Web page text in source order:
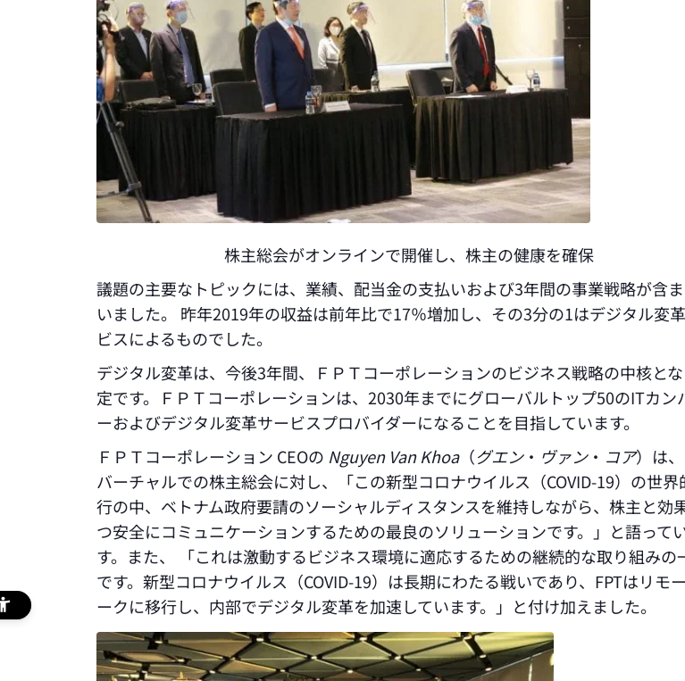
株主総会がオンラインで開催し、株主の健康を確保
議題の主要なトピックには、業績、配当金の支払いおよび3年間の事業戦略が含
いました。 昨年2019年の収益は前年比で17％増加し、その3分の1はデジタル変
ビスによるものでした。
デジタル変革は、今後3年間、ＦＰＴコーポレーションのビジネス戦略の中核と
定です。ＦＰＴコーポレーションは、2030年までにグローバルトップ50のITカン
ーおよびデジタル変革サービスプロバイダーになることを目指しています。
ＦＰＴコーポレーション CEOの Nguyen Van Khoa（グエン・ ヴァン・ コア）は
バーチャルでの株主総会に対し、「この新型コロナウイルス（COVID-19）の世界
行の中、ベトナム政府要請のソーシャルディスタンスを維持しながら、株主と効
つ安全にコミュニケーションするための最良のソリューションです。」と語って
す。また、 「これは激動するビジネス環境に適応するための継続的な取り組みの
です。新型コロナウイルス（COVID-19）は長期にわたる戦いであり、FPTはリモ
ークに移行し、内部でデジタル変革を加速しています。」と付け加えました。